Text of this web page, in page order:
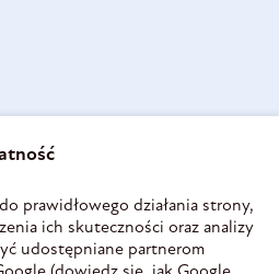
prawidłowego działania strony,
ich skuteczności oraz analizy
udostępniane partnerom